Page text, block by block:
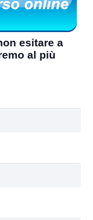
esitare a
al più